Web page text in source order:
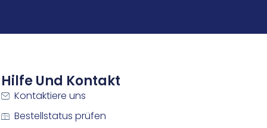
Hilfe Und Kontakt
Kontaktiere uns
Bestellstatus prüfen